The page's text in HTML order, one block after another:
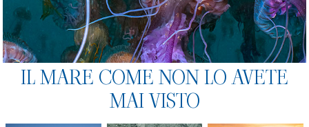
IL MARE COME NON LO AVETE
MAI VISTO